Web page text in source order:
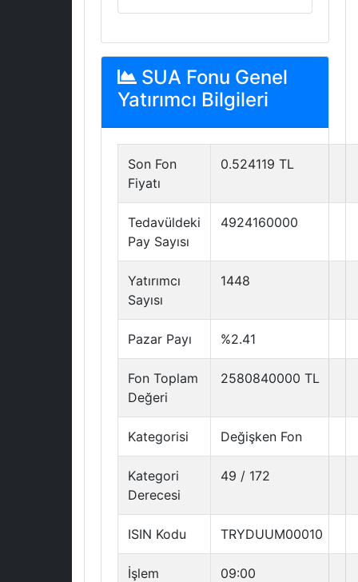
SUA Fonu Genel
Yatırımcı Bilgileri
Son Fon
Fiyatı
0.524119 TL
Tedavüldeki
Pay Sayısı
4924160000
Yatırımcı
Sayısı
1448
Pazar Payı %2.41
Fon Toplam
Değeri
2580840000 TL
Kategorisi Değişken Fon
Kategori
Derecesi
49 / 172
ISIN Kodu TRYDUUM00010
İşlem
09:00